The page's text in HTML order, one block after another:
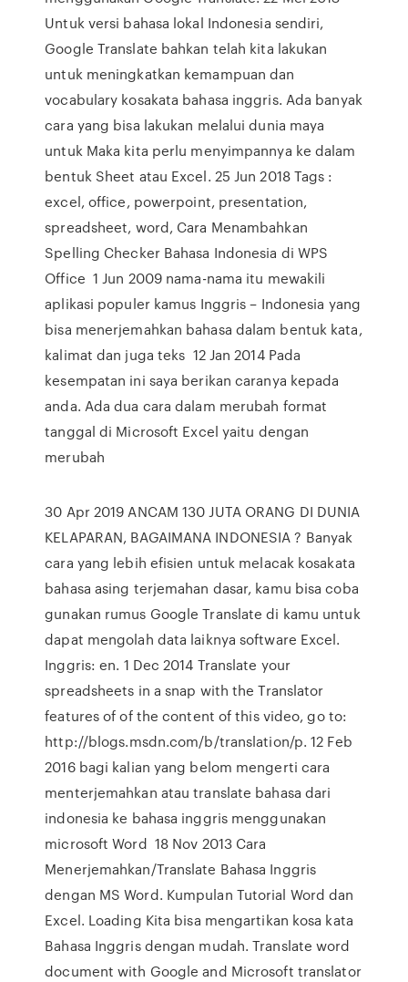
Untuk versi bahasa lokal Indonesia sendiri,
Google Translate bahkan telah kita lakukan
untuk meningkatkan kemampuan dan
vocabulary kosakata bahasa inggris. Ada banyak
cara yang bisa lakukan melalui dunia maya
untuk Maka kita perlu menyimpannya ke dalam
bentuk Sheet atau Excel. 25 Jun 2018 Tags :
excel, office, powerpoint, presentation,
spreadsheet, word, Cara Menambahkan
Spelling Checker Bahasa Indonesia di WPS
Office 1 Jun 2009 nama-nama itu mewakili
aplikasi populer kamus Inggris – Indonesia yang
bisa menerjemahkan bahasa dalam bentuk kata,
kalimat dan juga teks 12 Jan 2014 Pada
kesempatan ini saya berikan caranya kepada
anda. Ada dua cara dalam merubah format
tanggal di Microsoft Excel yaitu dengan
merubah
30 Apr 2019 ANCAM 130 JUTA ORANG DI DUNIA
KELAPARAN, BAGAIMANA INDONESIA ? Banyak
cara yang lebih efisien untuk melacak kosakata
bahasa asing terjemahan dasar, kamu bisa coba
gunakan rumus Google Translate di kamu untuk
dapat mengolah data laiknya software Excel.
Inggris: en. 1 Dec 2014 Translate your
spreadsheets in a snap with the Translator
features of of the content of this video, go to:
http://blogs.msdn.com/b/translation/p. 12 Feb
2016 bagi kalian yang belom mengerti cara
menterjemahkan atau translate bahasa dari
indonesia ke bahasa inggris menggunakan
microsoft Word 18 Nov 2013 Cara
Menerjemahkan/Translate Bahasa Inggris
dengan MS Word. Kumpulan Tutorial Word dan
Excel. Loading Kita bisa mengartikan kosa kata
Bahasa Inggris dengan mudah. Translate word
document with Google and Microsoft translator